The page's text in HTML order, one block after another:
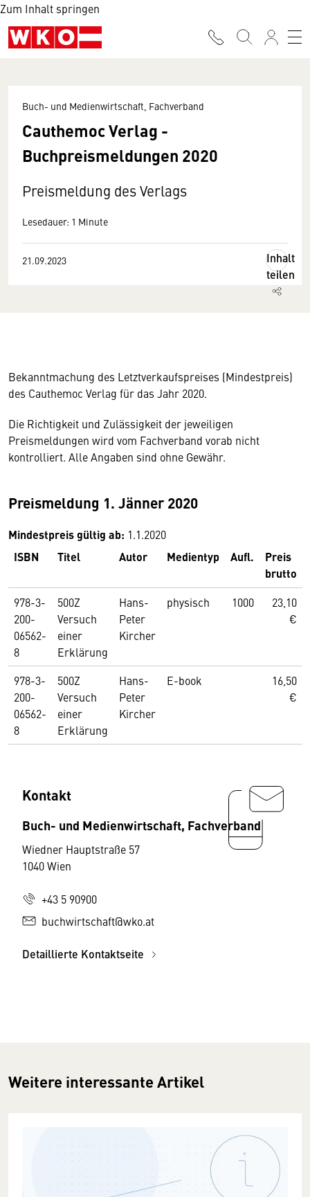
Zum Inhalt springen
Buch- und Medienwirtschaft, Fachverband
Cauthemoc Verlag -
Buchpreismeldungen 2020
Preismeldung des Verlags
Lesedauer: 1 Minute
21.09.2023
Inhalt
teilen
Bekanntmachung des Letztverkaufspreises (Mindestpreis)
des Cauthemoc Verlag für das Jahr 2020.
Die Richtigkeit und Zulässigkeit der jeweiligen
Preismeldungen wird vom Fachverband vorab nicht
kontrolliert. Alle Angaben sind ohne Gewähr.
Preismeldung 1. Jänner 2020
Mindestpreis gültig ab: 1.1.2020
ISBN Titel Autor Medientyp Aufl.
Preis
brutto
978-3-
200-
06562-
8
500Z
Versuch
einer
Erklärung
Hans-
Peter
Kircher
physisch 1000
23,10
€
978-3-
200-
06562-
8
500Z
Versuch
einer
Erklärung
Hans-
Peter
Kircher
E-book
16,50
€
Kontakt
Buch- und Medienwirtschaft, Fachverband
Wiedner Hauptstraße 57
1040 Wien
+43 5 90900
buchwirtschaft@wko.at
Detaillierte Kontaktseite
Weitere interessante Artikel